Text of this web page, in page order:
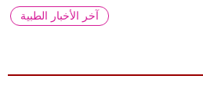
آخر الأخبار الطبية